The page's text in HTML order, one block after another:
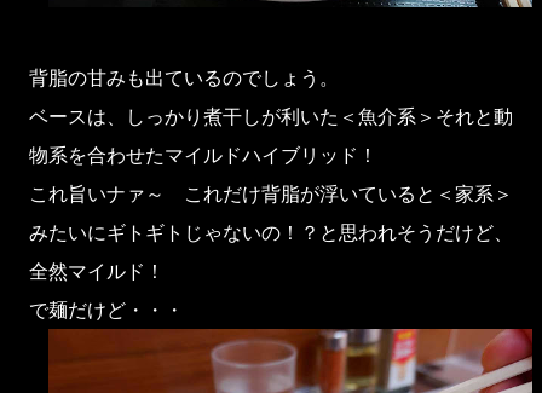
背脂の甘みも出ているのでしょう。
ベースは、しっかり煮干しが利いた＜魚介系＞それと動
物系を合わせたマイルドハイブリッド！
これ旨いナァ～ これだけ背脂が浮いていると＜家系＞
みたいにギトギトじゃないの！？と思われそうだけど、
全然マイルド！
で麺だけど・・・